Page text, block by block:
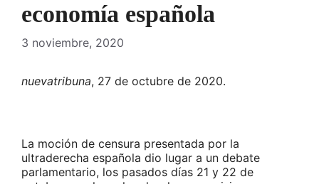
economía española
3 noviembre, 2020
nuevatribuna, 27 de octubre de 2020.
La moción de censura presentada por la
ultraderecha española dio lugar a un debate
parlamentario, los pasados días 21 y 22 de